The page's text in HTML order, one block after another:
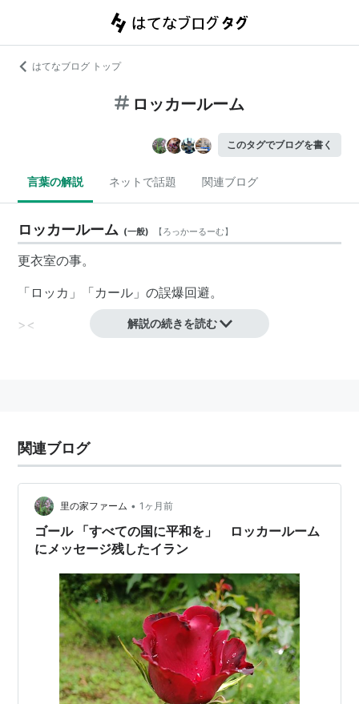
はてなブログ トップ
ロッカールーム
このタグでブログを書く
言葉の解説 ネットで話題 関連ブログ
ロッカールーム (一般) 【ろっかーるーむ】
更衣室の事。
「ロッカ」「カール」の誤爆回避。
> < 解説の続きを読む
関連ブログ
里の家ファーム • 1ヶ月前
ゴール 「すべての国に平和を」 ロッカールーム
にメッセージ残したイラン